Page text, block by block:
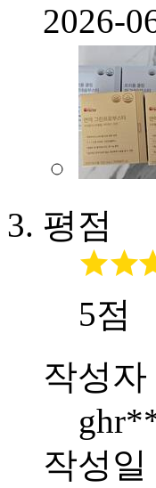
2026-
평점
5점
작성자
작성일